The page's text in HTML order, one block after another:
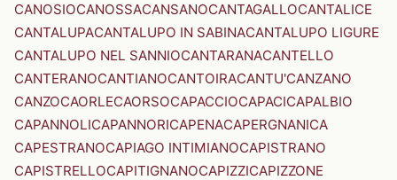
CANOSIOCANOSSACANSANOCANTAGALLOCANTALICE
CANTALUPACANTALUPO IN SABINACANTALUPO LIGURE
CANTALUPO NEL SANNIOCANTARANACANTELLO
CANTERANOCANTIANOCANTOIRACANTU'CANZANO
CANZOCAORLECAORSOCAPACCIOCAPACICAPALBIO
CAPANNOLICAPANNORICAPENACAPERGNANICA
CAPESTRANOCAPIAGO INTIMIANOCAPISTRANO
CAPISTRELLOCAPITIGNANOCAPIZZICAPIZZONE